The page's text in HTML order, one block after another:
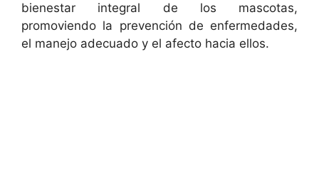
bienestar integral de los mascotas,
promoviendo la prevención de enfermedades,
el manejo adecuado y el afecto hacia ellos.